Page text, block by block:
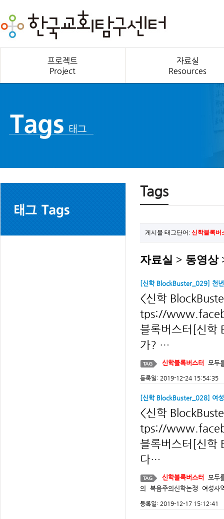
프로젝트
Project
자료실
Resources
Tags
게시물 태그단어: 신학블록버
자료실 > 동영상
[신학 BlockBuster_029] 천
<신학
tps://
블록버스터[신학
가? …
신학블록버스터 모두
등록일: 2019-12-24 15:54:35
[신학 BlockBuster_028] 여
<신학
tps://
블록버스터[신학
다…
신학블록버스터
모두
의
복음주의신학논쟁 여성사
등록일: 2019-12-17 15:12:41